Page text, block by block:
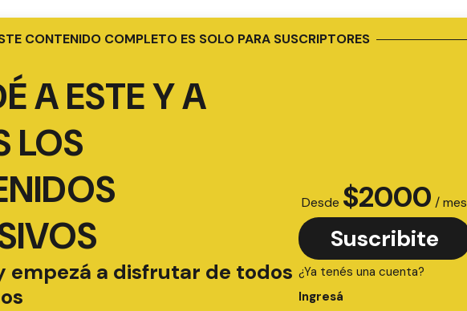
CONTENIDO COMPLETO ES SOLO PARA SUSCRIPTORES
A ESTE Y A
LOS
empezá a disfrutar de todos
Desde $2000 / mes
Suscribite
¿Ya tenés una cuenta?
Ingresá